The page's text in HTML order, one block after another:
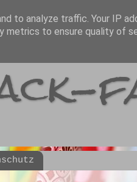
to analyze traffic. Your IP
metrics to ensure quality of